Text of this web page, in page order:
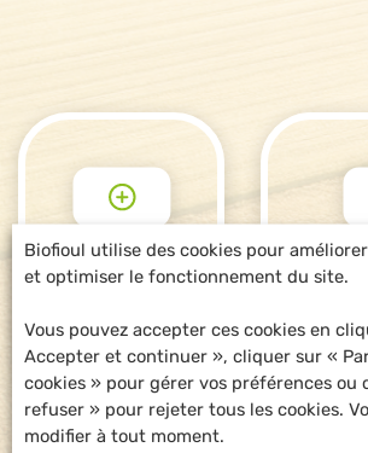
POUR ALLER
PLUS LOIN
Biofioul utilise des cookies pour
et optimiser le fonctionnement du site.
Vous pouvez accepter ces cookies en
Accepter et continuer », cliquer sur «
cookies » pour gérer vos préférences ou
refuser » pour rejeter tous les cookies.
modifier à tout moment.